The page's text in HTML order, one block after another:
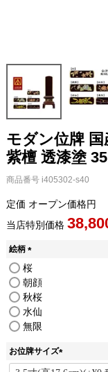
モダン位牌
紫檀 透漆塗
商品番号 i405302-s40
定価 オープン価格
当店特別価格
絵柄
(
必
須
)
桜
朝顔
秋桜
水仙
無限
お位牌サイズ
(